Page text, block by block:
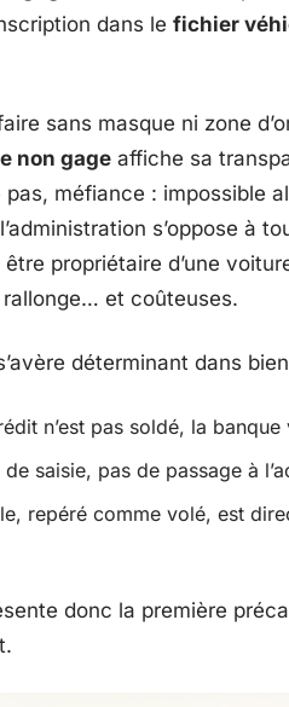
dans le fichier
sans masque ni zone
non gage affiche sa
pas, méfiance : impossible
s’oppose à
propriétaire d’une
et coûteuses.
déterminant dans
n’est pas soldé, la
saisie, pas de passage à
repéré comme volé, est
donc la première